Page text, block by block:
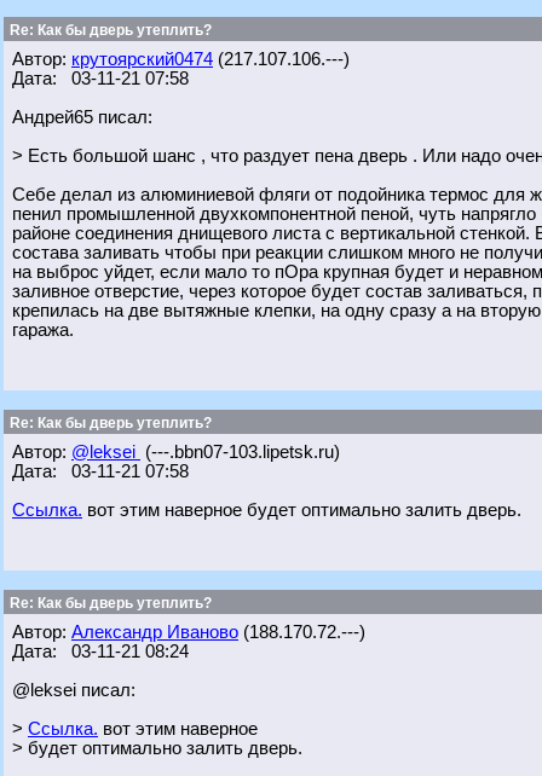
Re: Как бы дверь утеплить?
Автор: крутоярский0474 (217.107.106.---)
Дата: 03-11-21 07:58
Андрей65 писал:
> Есть большой шанс , что раздует пена дверь . Или надо
Себе делал из алюминиевой фляги от подойника термос для
пенил промышленной двухкомпонентной пеной, чуть
районе соединения днищевого листа с вертикальной
состава заливать чтобы при реакции слишком много не
на выброс уйдет, если мало то пОра крупная будет и
заливное отверстие, через которое будет состав
крепилась на две вытяжные клепки, на одну сразу а на
гаража.
Re: Как бы дверь утеплить?
Автор: @leksei (---.bbn07-103.lipetsk.ru)
Дата: 03-11-21 07:58
Ссылка. вот этим наверное будет оптимально залить дверь.
Re: Как бы дверь утеплить?
Автор: Александр Иваново (188.170.72.---)
Дата: 03-11-21 08:24
@leksei писал:
> Ссылка. вот этим наверное
> будет оптимально залить дверь.